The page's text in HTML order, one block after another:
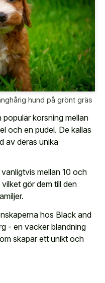
hund på grönt gräs
korsning mellan
och en pudel. De kallas
av deras unika
mellan 10 och
gör dem till den
hos Black and
- en vacker blandning
skapar ett unikt och